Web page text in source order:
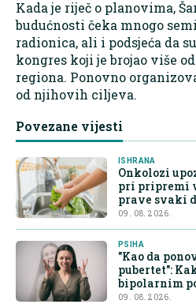
Kada je riječ o planovima,
budućnosti čeka mnogo
radionica, ali i podsjeća da
kongres koji je brojao više
regiona. Ponovno
od njihovih ciljeva.
Povezane vijesti
ISHRANA
Onkolozi
pri pripremi
prave svaki
09. 08. 2026.
PSIHA
"Kao da
pubertet":
bipolarnim
09. 08. 2026.